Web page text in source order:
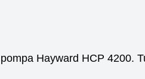
Hayward HCP 4200.